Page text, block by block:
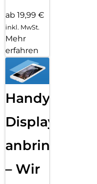
ab 19,99 €
inkl. MwSt.
Mehr
erfahren
Handy
Displayfolie
anbringen
– Wir